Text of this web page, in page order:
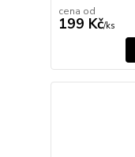
cena od
199 Kč/ks